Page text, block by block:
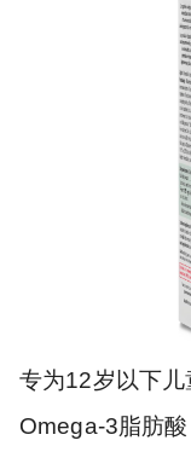
专为12岁以下
Omega-3脂肪